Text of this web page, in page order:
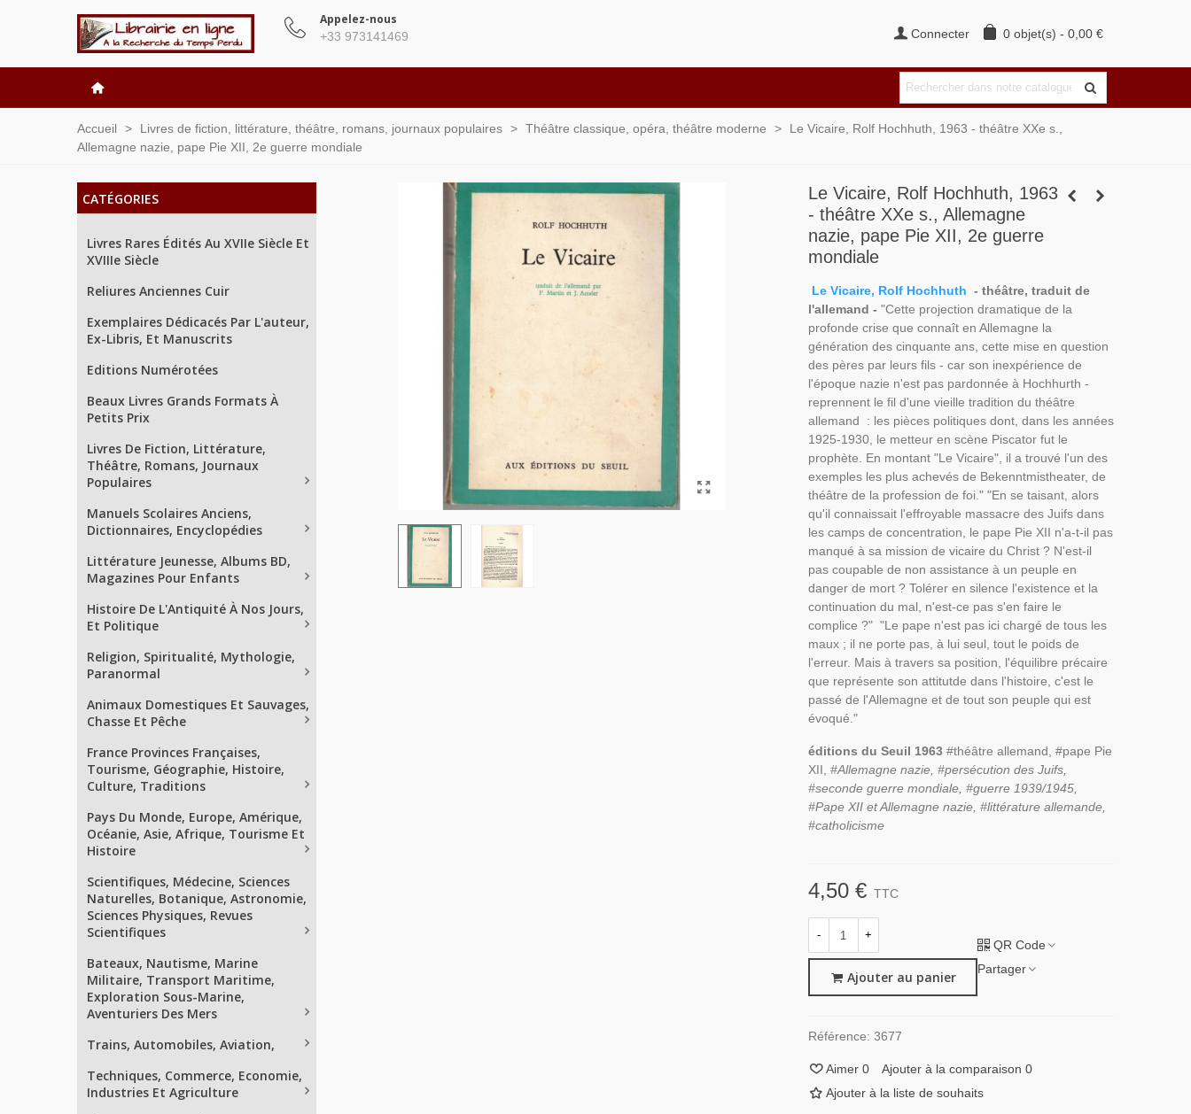
Appelez-nous
+33 973141469 Connecter 0 objet(s) - 0,00 €
Accueil > Livres de fiction, littérature, théâtre, romans, journaux populaires > Théâtre classique, opéra, théâtre moderne >
Le Vicaire, Rolf Hochhuth, 1963 - théâtre XXe s.,
Allemagne nazie, pape Pie XII, 2e guerre mondiale
CATÉGORIES
Livres Rares Édités Au XVIIe Siècle Et
XVIIIe Siècle
Reliures Anciennes Cuir
Exemplaires Dédicacés Par L'auteur,
Ex-Libris, Et Manuscrits
Editions Numérotées
Beaux Livres Grands Formats À
Petits Prix
Livres De Fiction, Littérature,
Théâtre, Romans, Journaux
Populaires
Manuels Scolaires Anciens,
Dictionnaires, Encyclopédies
Littérature Jeunesse, Albums BD,
Magazines Pour Enfants
Histoire De L'Antiquité À Nos Jours,
Et Politique
Religion, Spiritualité, Mythologie,
Paranormal
Animaux Domestiques Et Sauvages,
Chasse Et Pêche
France Provinces Françaises,
Tourisme, Géographie, Histoire,
Culture, Traditions
Pays Du Monde, Europe, Amérique,
Océanie, Asie, Afrique, Tourisme Et
Histoire
Scientifiques, Médecine, Sciences
Naturelles, Botanique, Astronomie,
Sciences Physiques, Revues
Scientifiques
Bateaux, Nautisme, Marine
Militaire, Transport Maritime,
Exploration Sous-Marine,
Aventuriers Des Mers
Trains, Automobiles, Aviation,
Techniques, Commerce, Economie,
Industries Et Agriculture
Le Vicaire, Rolf Hochhuth, 1963
- théâtre XXe s., Allemagne
nazie, pape Pie XII, 2e guerre
mondiale
Le Vicaire, Rolf Hochhuth - théâtre, traduit de
l'allemand - "Cette projection dramatique de la
profonde crise que connaît en Allemagne la
génération des cinquante ans, cette mise en question
des pères par leurs fils - car son inexpérience de
l'époque nazie n'est pas pardonnée à Hochhurth -
reprennent le fil d'une vieille tradition du théâtre
allemand : les pièces politiques dont, dans les années
1925-1930, le metteur en scène Piscator fut le
prophète. En montant "Le Vicaire", il a trouvé l'un des
exemples les plus achevés de Bekenntmistheater, de
théâtre de la profession de foi." "En se taisant, alors
qu'il connaissait l'effroyable massacre des Juifs dans
les camps de concentration, le pape Pie XII n'a-t-il pas
manqué à sa mission de vicaire du Christ ? N'est-il
pas coupable de non assistance à un peuple en
danger de mort ? Tolérer en silence l'existence et la
continuation du mal, n'est-ce pas s'en faire le
complice ?" "Le pape n'est pas ici chargé de tous les
maux ; il ne porte pas, à lui seul, tout le poids de
l'erreur. Mais à travers sa position, l'équilibre précaire
que représente son attitutde dans l'histoire, c'est le
passé de l'Allemagne et de tout son peuple qui est
évoqué."
éditions du Seuil 1963#théâtre allemand, #pape Pie
XII, #Allemagne nazie, #persécution des Juifs,
#seconde guerre mondiale, #guerre 1939/1945,
#Pape XII et Allemagne nazie, #littérature allemande,
#catholicisme
4,50 € TTC
- +
Ajouter au panier
QR Code
Partager
Référence: 3677
Aimer 0 Ajouter à la comparaison 0
Ajouter à la liste de souhaits